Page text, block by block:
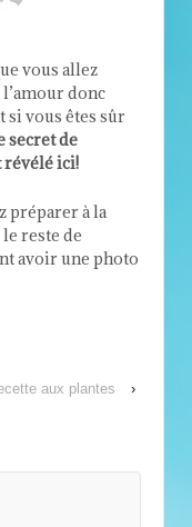
vous allez
donc
si vous êtes sûr
secret de
révélé ici!
préparer à la
reste de
avoir une photo
aux plantes ›